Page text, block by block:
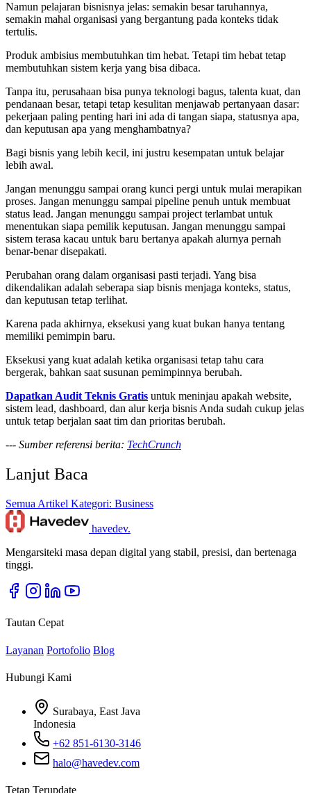
Namun pelajaran bisnisnya jelas: semakin besar taruhannya,
semakin mahal organisasi yang bergantung pada konteks tidak
tertulis.
Produk ambisius membutuhkan tim hebat. Tetapi tim hebat tetap
membutuhkan sistem kerja yang bisa dibaca.
Tanpa itu, perusahaan bisa punya teknologi bagus, talenta kuat, dan
pendanaan besar, tetapi tetap kesulitan menjawab pertanyaan dasar:
pekerjaan paling penting hari ini ada di tangan siapa, statusnya apa,
dan keputusan apa yang menghambatnya?
Bagi bisnis yang lebih kecil, ini justru kesempatan untuk belajar
lebih awal.
Jangan menunggu sampai orang kunci pergi untuk mulai merapikan
proses. Jangan menunggu sampai pipeline penuh untuk membuat
status lead. Jangan menunggu sampai project terlambat untuk
menentukan siapa pemilik keputusan. Jangan menunggu sampai
sistem terasa kacau untuk baru bertanya apakah alurnya pernah
benar-benar disepakati.
Perubahan orang dalam organisasi pasti terjadi. Yang bisa
dikendalikan adalah seberapa siap bisnis menjaga konteks, status,
dan keputusan tetap terlihat.
Karena pada akhirnya, eksekusi yang kuat bukan hanya tentang
memiliki pemimpin baru.
Eksekusi yang kuat adalah ketika organisasi tetap tahu cara
bergerak, bahkan saat susunan pemimpinnya berubah.
Dapatkan Audit Teknis Gratis untuk meninjau apakah website,
sistem lead, dashboard, dan alur kerja bisnis Anda sudah cukup jelas
untuk tetap berjalan saat tim dan prioritas berubah.
--- Sumber referensi berita: TechCrunch
Lanjut Baca
Semua Artikel Kategori: Business
havedev.
Mengarsiteki masa depan digital yang stabil, presisi, dan bertenaga
tinggi.
Tautan Cepat
Layanan Portofolio Blog
Hubungi Kami
Surabaya, East Java
Indonesia
+62 851-6130-3146
halo@havedev.com
Tetap Terupdate